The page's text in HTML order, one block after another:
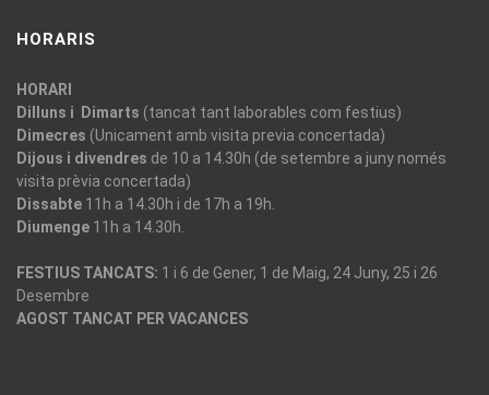
HORARIS
HORARI
Dilluns i Dimarts (tancat tant laborables com festius)
Dimecres (Unicament amb visita previa concertada)
Dijous i divendres de 10 a 14.30h (de setembre a juny només
visita prèvia concertada)
Dissabte 11h a 14.30h i de 17h a 19h.
Diumenge 11h a 14.30h.
FESTIUS TANCATS: 1 i 6 de Gener, 1 de Maig, 24 Juny, 25 i 26
Desembre
AGOST TANCAT PER VACANCES